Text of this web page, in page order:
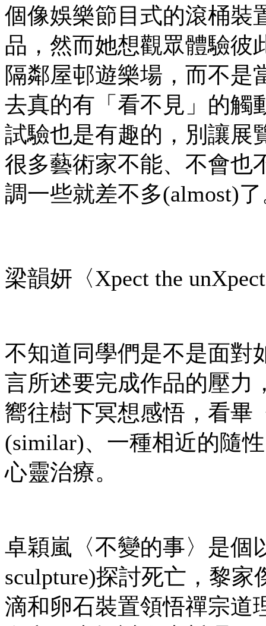
個像娛樂節目式的滾桶裝
品，然而她想觀眾體驗彼
隔鄰屋邨遊樂場，而不是
去真的有「看不見」的觸
試驗也是有趣的，別讓展
很多藝術家不能、不會也
調一些就差不多(almost)
梁韻妍〈Xpect the
不知道同學們是不是面對
言所述要完成作品的壓力
嚮往樹下冥想感悟，看畢
(similar)、一種相近的隨
心靈治療。
卓穎嵐〈不變的事〉是個
sculpture)探討死亡，黎
滴和卵石裝置領悟禪宗道